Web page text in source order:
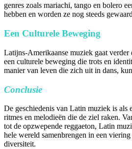
genres zoals mariachi, tango en bolero
hebben en worden ze nog steeds
Een Culturele Beweging
Latijns-Amerikaanse muziek gaat verder
een culturele beweging die trots en
manier van leven die zich uit in dans,
Conclusie
De geschiedenis van Latin muziek is als
ritmes en melodieën die de ziel raken.
tot de opzwepende reggaeton, Latin
hele wereld samenbrengen in een
diversiteit.